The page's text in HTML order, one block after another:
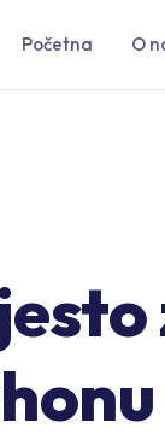
Početna O